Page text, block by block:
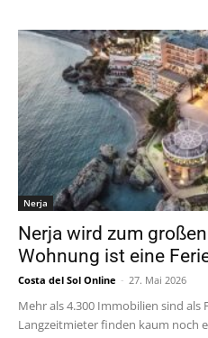
Nerja
Nerja wird zum
Wohnung ist eine
Costa del Sol Online - 27. Mai 2026
Mehr als 4.300 Immobilien sind
Langzeitmieter finden kaum noch